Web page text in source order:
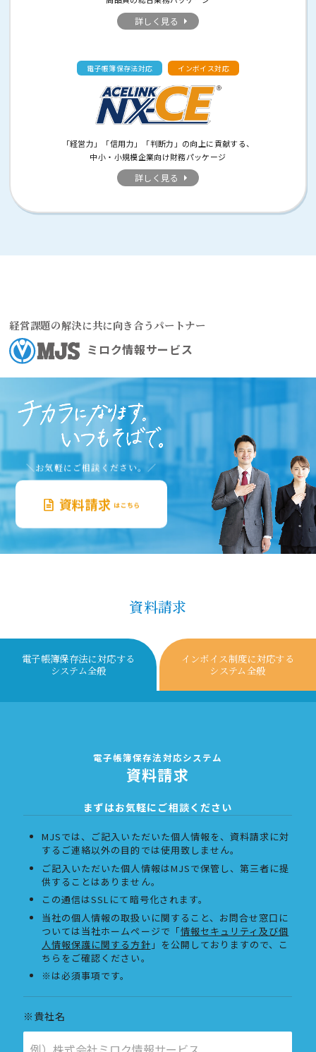
詳しく見る
電子帳簿保存法対応 インボイス対応
「経営力」「信用力」「判断力」の向上に貢献する、
中小・小規模企業向け財務パッケージ
詳しく見る
経営課題の解決に共に向き合うパートナー
ミロク情報サービス
＼お気軽にご相談ください。／
資料請求 はこちら
資料請求
電子帳簿保存法に対応する
システム全般
インボイス制度に対応する
システム全般